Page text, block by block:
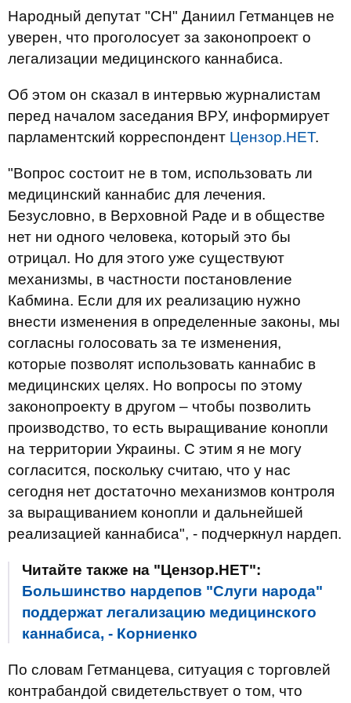
Народный депутат "СН" Даниил Гетманцев не
уверен, что проголосует за законопроект о
легализации медицинского каннабиса.
Об этом он сказал в интервью журналистам
перед началом заседания ВРУ, информирует
парламентский корреспондент Цензор.НЕТ.
"Вопрос состоит не в том, использовать ли
медицинский каннабис для лечения.
Безусловно, в Верховной Раде и в обществе
нет ни одного человека, который это бы
отрицал. Но для этого уже существуют
механизмы, в частности постановление
Кабмина. Если для их реализацию нужно
внести изменения в определенные законы, мы
согласны голосовать за те изменения,
которые позволят использовать каннабис в
медицинских целях. Но вопросы по этому
законопроекту в другом – чтобы позволить
производство, то есть выращивание конопли
на территории Украины. С этим я не могу
согласится, поскольку считаю, что у нас
сегодня нет достаточно механизмов контроля
за выращиванием конопли и дальнейшей
реализацией каннабиса", - подчеркнул нардеп.
Читайте также на "Цензор.НЕТ":
Большинство нардепов "Слуги народа"
поддержат легализацию медицинского
каннабиса, - Корниенко
По словам Гетманцева, ситуация с торговлей
контрабандой свидетельствует о том, что